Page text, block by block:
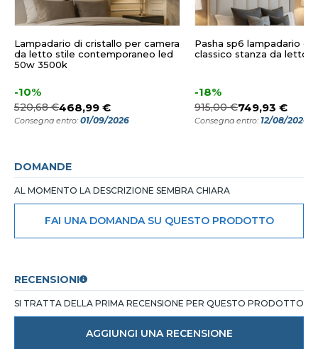
Lampadario di cristallo per camera
da letto stile contemporaneo led
50w 3500k
-10%
520,68 €468,99 €
Consegna entro: 01/09/2026
Pasha sp6 lampadario di
classico stanza da letto
-18%
915,00 €749,93 €
Consegna entro: 12/08/2026
DOMANDE
AL MOMENTO LA DESCRIZIONE SEMBRA CHIARA
FAI UNA DOMANDA SU QUESTO PRODOTTO
RECENSIONI
SI TRATTA DELLA PRIMA RECENSIONE PER QUESTO PRODOTTO
AGGIUNGI UNA RECENSIONE